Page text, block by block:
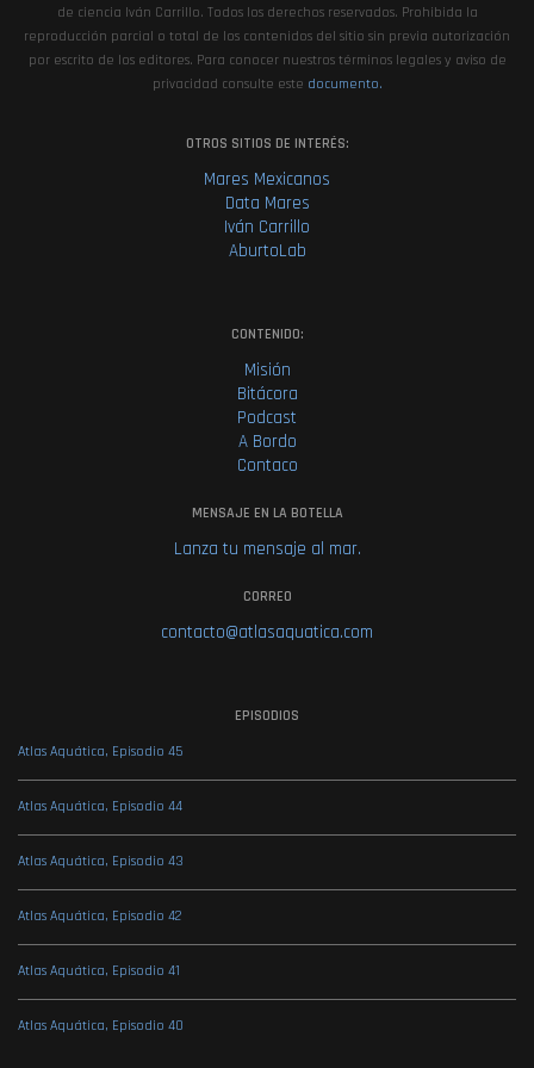
de ciencia Iván Carrillo. Todos los derechos reservados. Prohibida la
reproducción parcial o total de los contenidos del sitio sin previa autorización
por escrito de los editores. Para conocer nuestros términos legales y aviso de
privacidad consulte este documento.
OTROS SITIOS DE INTERÉS:
Mares Mexicanos
Data Mares
Iván Carrillo
AburtoLab
CONTENIDO:
Misión
Bitácora
Podcast
A Bordo
Contaco
MENSAJE EN LA BOTELLA
Lanza tu mensaje al mar.
CORREO
contacto@atlasaquatica.com
EPISODIOS
Atlas Aquática, Episodio 45
Atlas Aquática, Episodio 44
Atlas Aquática, Episodio 43
Atlas Aquática, Episodio 42
Atlas Aquática, Episodio 41
Atlas Aquática, Episodio 40